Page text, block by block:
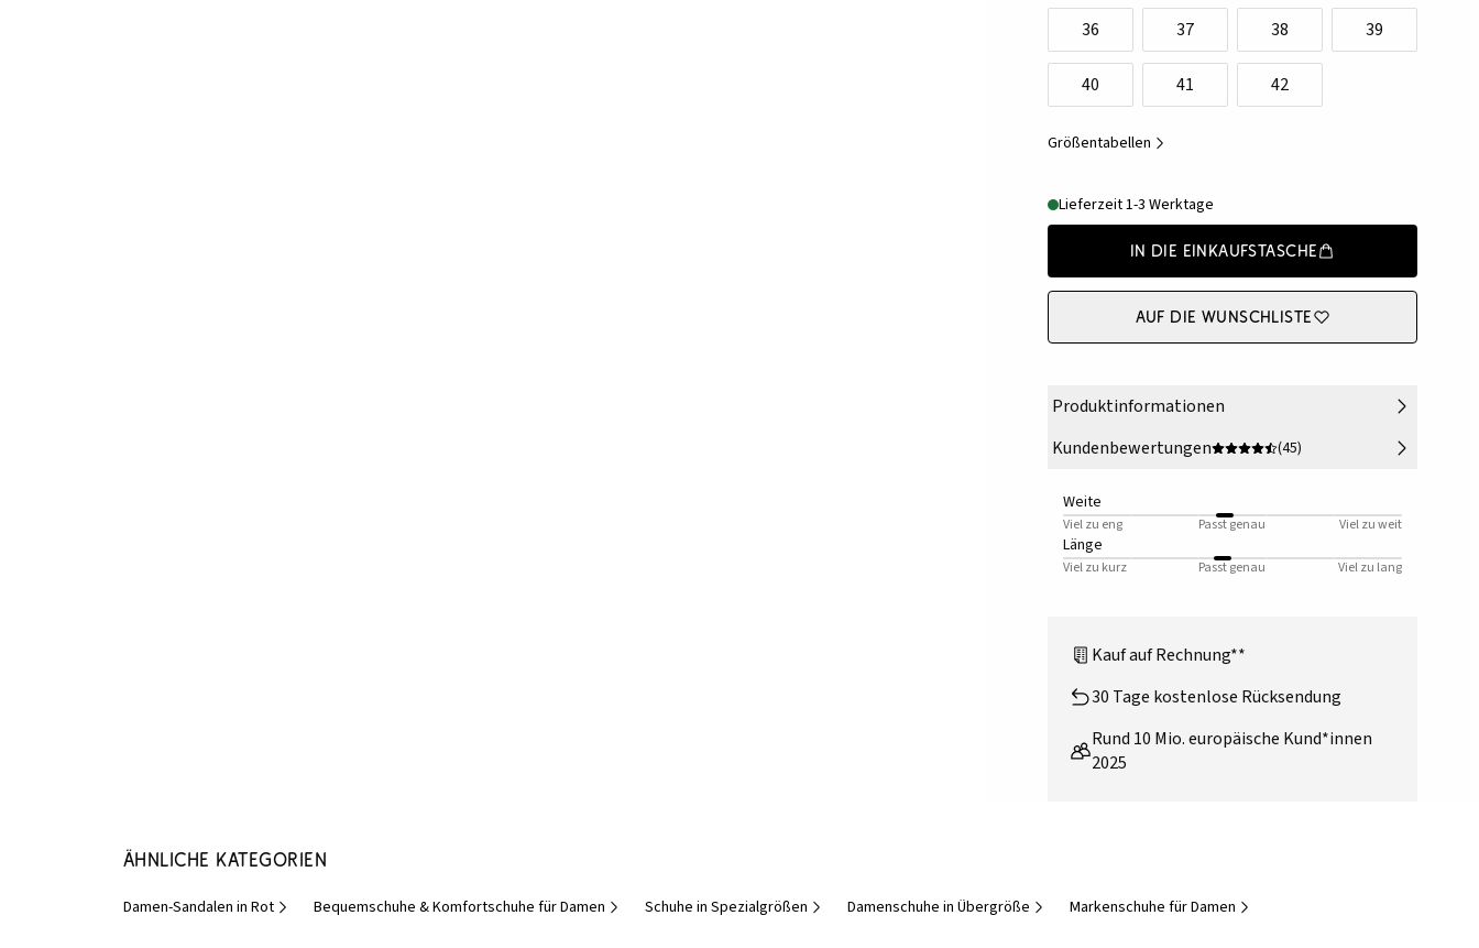
36 37 38 39
40 41 42
Größentabellen
Lieferzeit 1-3 Werktage
In die Einkaufstasche
Auf die Wunschliste
Produktinformationen
Kundenbewertungen
(45)
Weite
Viel zu eng Passt genau Viel zu weit
Länge
Viel zu kurz Passt genau Viel zu lang
Kauf auf Rechnung**
30 Tage kostenlose Rücksendung
Rund 10 Mio. europäische Kund*innen
2025
Ähnliche Kategorien
Damen-Sandalen in Rot Bequemschuhe & Komfortschuhe für Damen Schuhe in Spezialgrößen Damenschuhe in Übergröße Markenschuhe für Damen